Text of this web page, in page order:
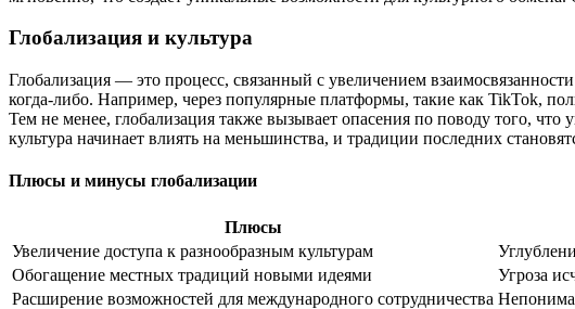
Глобализация и культура
Глобализация — это процесс, связанный с увеличением
когда-либо. Например, через популярные платформы, такие как TikTok,
Тем не менее, глобализация также вызывает опасения по поводу того,
культура начинает влиять на меньшинства, и традиции последних
Плюсы и минусы глобализации
Плюсы
Увеличение доступа к разнообразным культурам
Обогащение местных традиций новыми идеями
Угроза
Расширение возможностей для международного сотрудничества